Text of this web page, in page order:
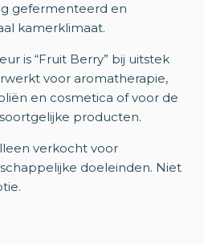
gefermenteerd en
kamerklimaat.
is “Fruit Berry” bij uitstek
voor aromatherapie,
en cosmetica of voor de
producten.
verkocht voor
doeleinden. Niet